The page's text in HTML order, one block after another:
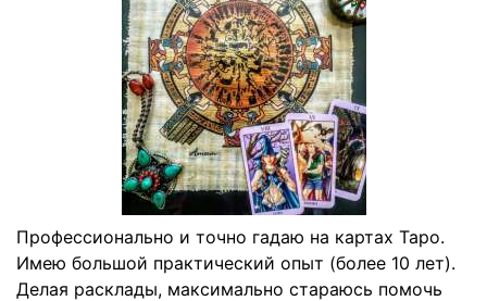
Профессионально и точно гадаю на картах Таро.
Имею большой практический опыт (более 10 лет).
Делая расклады, максимально стараюсь помочь